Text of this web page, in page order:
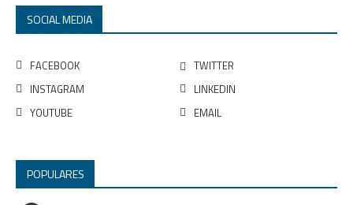
SOCIAL MEDIA
FACEBOOK
TWITTER
INSTAGRAM
LINKEDIN
YOUTUBE
EMAIL
POPULARES